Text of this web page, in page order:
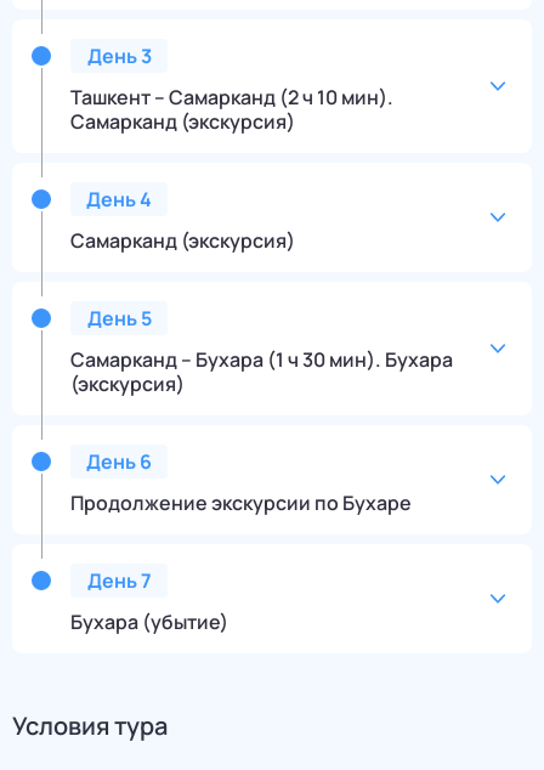
День3
Ташкент – Самарканд (2 ч 10 мин).
Самарканд (экскурсия)
День4
Самарканд (экскурсия)
День5
Самарканд – Бухара (1 ч 30 мин). Бухара
(экскурсия)
День6
Продолжение экскурсии по Бухаре
День7
Бухара (убытие)
Условия тура